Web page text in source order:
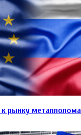
к рынку металлолома